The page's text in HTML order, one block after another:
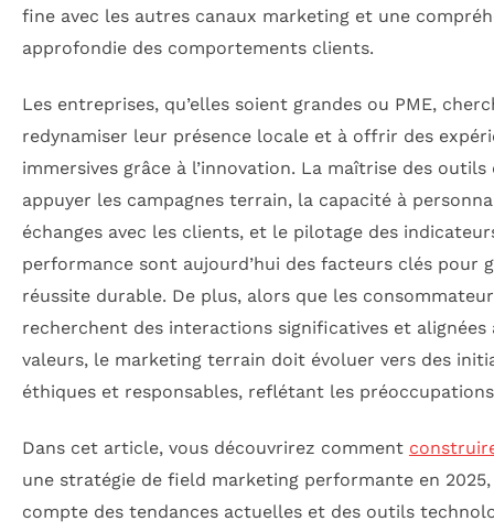
fine avec les autres canaux marketing et une
approfondie des comportements clients.
Les entreprises, qu’elles soient grandes ou PME,
redynamiser leur présence locale et à offrir des
immersives grâce à l’innovation. La maîtrise des
appuyer les campagnes terrain, la capacité à
échanges avec les clients, et le pilotage des
performance sont aujourd’hui des facteurs clés pour
réussite durable. De plus, alors que les
recherchent des interactions significatives et alignées
valeurs, le marketing terrain doit évoluer vers des
éthiques et responsables, reflétant les
Dans cet article, vous découvrirez comment
une stratégie de field marketing performante en
compte des tendances actuelles et des outils